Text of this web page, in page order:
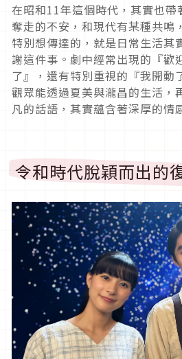
在昭和11年這個時代，其實也
奪走的不安，和現代有某種共鳴
特別想傳達的，就是日常生活其
謝這件事。劇中經常出現的『歡
了』，還有特別重視的『我開動
觀眾能透過夏美與瀧昌的生活，
凡的話語，其實蘊含著深厚的情
令和時代脫穎而出的